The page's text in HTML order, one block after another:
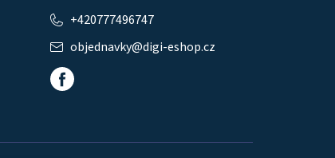
objednavky@digi-eshop.cz
+420777496747